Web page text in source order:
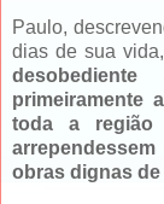
Paulo,
dias de sua
primeiramente
toda a
obras dignas